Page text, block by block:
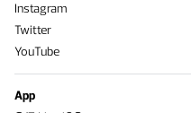
Instagram
Twitter
YouTube
App